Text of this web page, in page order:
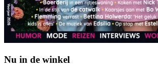
Nu in de winkel